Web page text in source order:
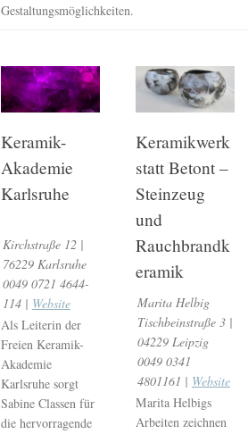
Gestaltungsmöglichkeiten.
Keramik-
Akademie
Karlsruhe
Kirchstraße 12 |
76229 Karlsruhe
0049 0721 4644-
114 | Website
Als Leiterin der
Freien Keramik-
Akademie
Karlsruhe sorgt
Sabine Classen für
die hervorragende
Keramikwerk
statt Betont –
Steinzeug
und
Rauchbrandk
eramik
Marita Helbig
Tischbeinstraße 3 |
04229 Leipzig
0049 0341
4801161 | Website
Marita Helbigs
Arbeiten zeichnen